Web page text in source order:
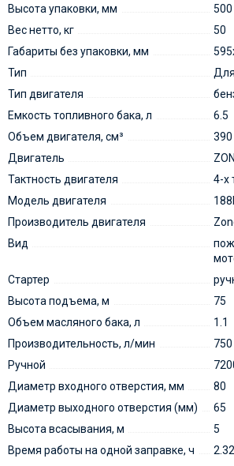
Высота упаковки, мм
Вес нетто, кг
50
Габариты без упаковки, мм
Тип
Тип двигателя
Емкость топливного бака, л
6.5
Объем двигателя, см³
390
Двигатель
Тактность двигателя
4-х
Модель двигателя
Производитель двигателя
Вид
Стартер
Высота подъема, м
75
Объем масляного бака, л
1.1
Производительность, л/мин
750
Ручной
Диаметр входного отверстия, мм
80
Диаметр выходного отверстия (мм)
65
Высота всасывания, м
5
Время работы на одной заправке, ч
2.32